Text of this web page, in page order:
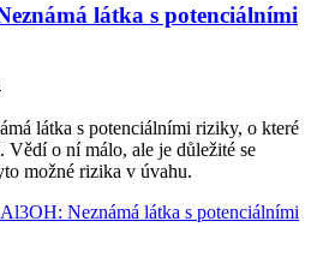
látka s potenciálními
látka s potenciálními riziky, o které
Vědí o ní málo, ale je důležité se
možné rizika v úvahu.
Neznámá látka s potenciálními